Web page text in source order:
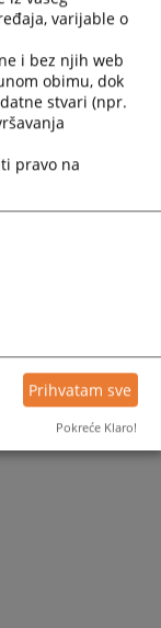
varijable o
i bez njih web
obimu, dok
stvari (npr.
pravo na
Prihvatam sve
Pokreće Klaro!